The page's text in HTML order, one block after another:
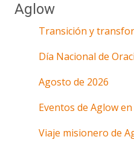
Aglow
Transición y
Día Nacional de
Agosto de 2026
Eventos de Aglow
Viaje misionero de